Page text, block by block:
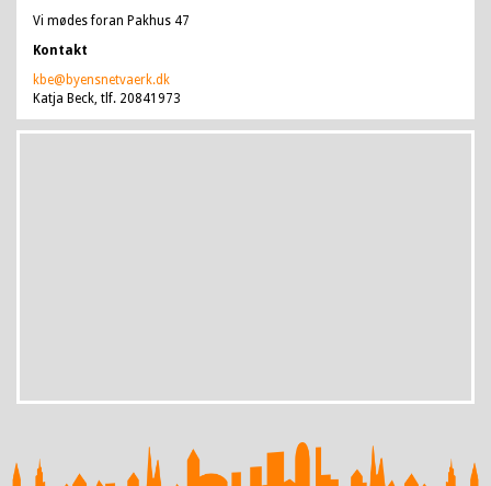
Vi mødes foran Pakhus 47
Kontakt
kbe@byensnetvaerk.dk
Katja Beck, tlf. 20841973